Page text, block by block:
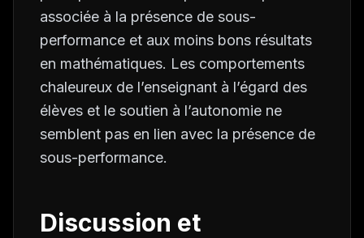
associée à la présence de sous-
performance et aux moins bons résultats
en mathématiques. Les comportements
chaleureux de l’enseignant à l’égard des
élèves et le soutien à l’autonomie ne
semblent pas en lien avec la présence de
sous-performance.
Discussion et